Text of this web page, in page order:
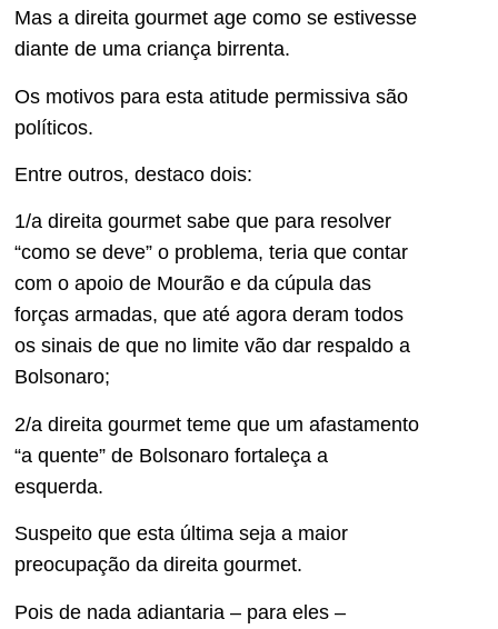
Mas a direita gourmet age como se estivesse
diante de uma criança birrenta.
Os motivos para esta atitude permissiva são
políticos.
Entre outros, destaco dois:
1/a direita gourmet sabe que para resolver
“como se deve” o problema, teria que contar
com o apoio de Mourão e da cúpula das
forças armadas, que até agora deram todos
os sinais de que no limite vão dar respaldo a
Bolsonaro;
2/a direita gourmet teme que um afastamento
“a quente” de Bolsonaro fortaleça a
esquerda.
Suspeito que esta última seja a maior
preocupação da direita gourmet.
Pois de nada adiantaria – para eles –